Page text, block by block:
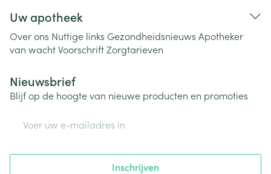
Uw apotheek
Over ons Nuttige links Gezondheidsnieuws Apotheker
van wachtVoorschriftZorgtarieven
Nieuwsbrief
Blijf op de hoogte van nieuwe producten en promoties
Inschrijven